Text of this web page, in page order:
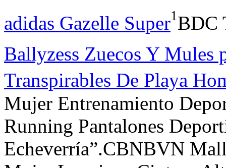
adidas Gazelle Super1 BDC
Ballyzess Zuecos Y Mules
Transpirables De Playa
Mujer Entrenamiento
Running Pantalones
Echeverría”.CBNBVN